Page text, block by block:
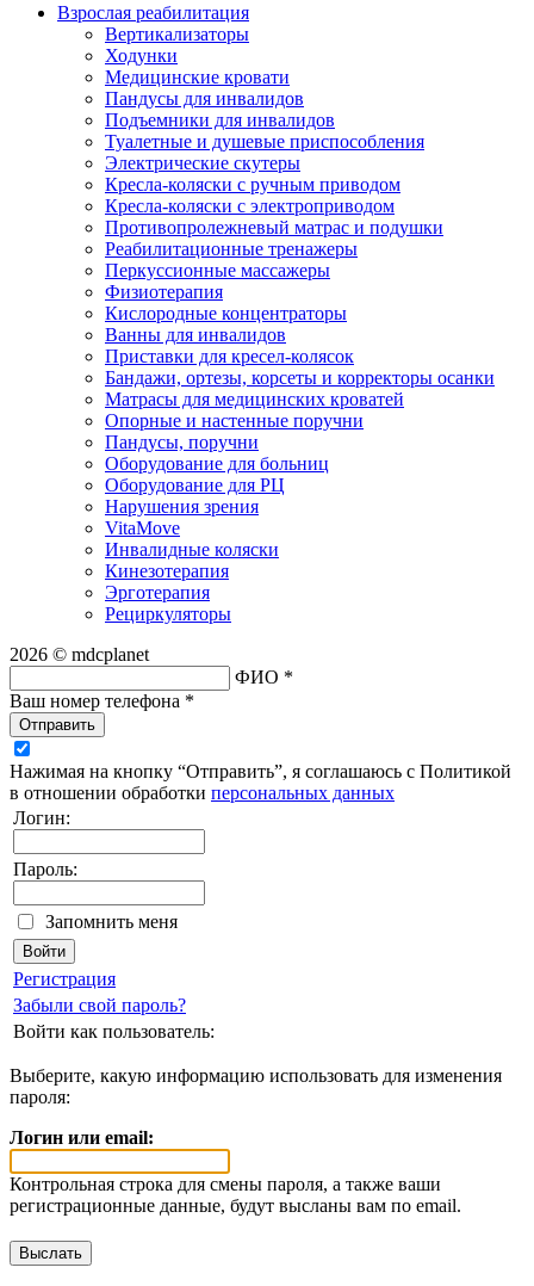
Взрослая реабилитация
Вертикализаторы
Ходунки
Медицинские кровати
Пандусы для инвалидов
Подъемники для инвалидов
Туалетные и душевые приспособления
Электрические скутеры
Кресла-коляски с ручным приводом
Кресла-коляски с электроприводом
Противопролежневый матрас и подушки
Реабилитационные тренажеры
Перкуссионные массажеры
Физиотерапия
Кислородные концентраторы
Ванны для инвалидов
Приставки для кресел-колясок
Бандажи, ортезы, корсеты и корректоры осанки
Матрасы для медицинских кроватей
Опорные и настенные поручни
Пандусы, поручни
Оборудование для больниц
Оборудование для РЦ
Нарушения зрения
VitaMove
Инвалидные коляски
Кинезотерапия
Эрготерапия
Рециркуляторы
2026 © mdcplanet
ФИО *
Ваш номер телефона *
Отправить
Нажимая на кнопку “Отправить”, я соглашаюсь с Политикой
в отношении обработки персональных данных
Логин:
Пароль:
Запомнить меня
Регистрация
Забыли свой пароль?
Войти как пользователь:
Выберите, какую информацию использовать для изменения
пароля:
Логин или email:
Контрольная строка для смены пароля, а также ваши
регистрационные данные, будут высланы вам по email.